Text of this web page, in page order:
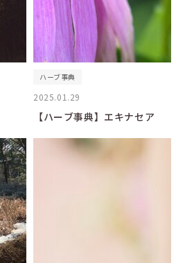
ハーブ事典
2025.01.29
【ハーブ事典】エキナセア